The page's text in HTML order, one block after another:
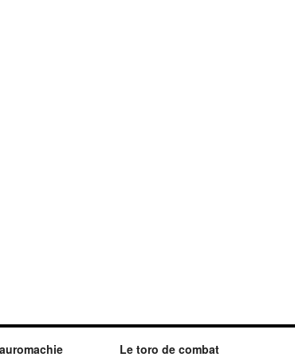
Le toro de combat